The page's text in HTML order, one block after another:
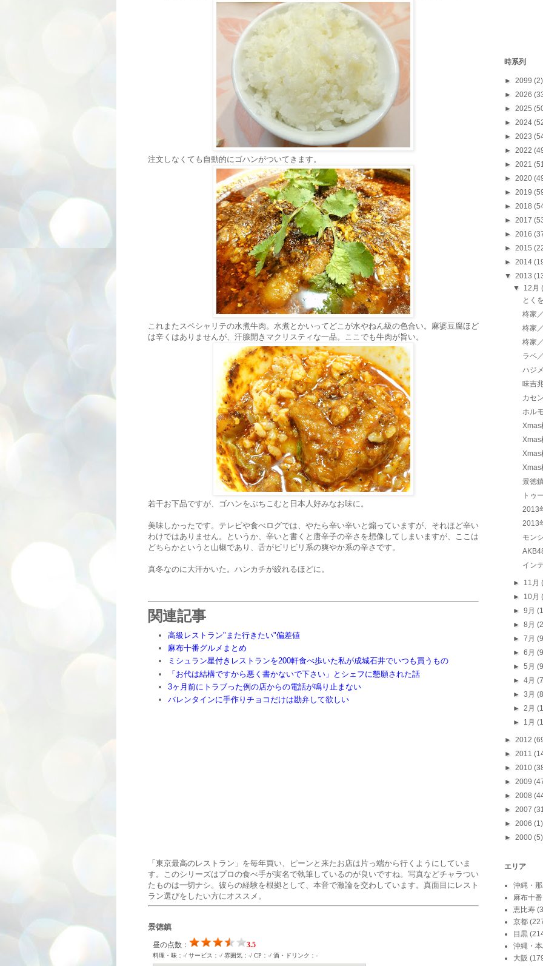
注文しなくても自動的にゴハンがついてきます。
これまたスペシャリテの水煮牛肉。水煮とかいってどこが水やねん級の色合い。麻婆豆腐ほど
は辛くはありませんが、汗腺開きマクリスティな一品。ここでも牛肉が旨い。
若干お下品ですが、ゴハンをぶちこむと日本人好みなお味に。
美味しかったです。テレビや食べログでは、やたら辛い辛いと煽っていますが、それほど辛い
わけではありません。というか、辛いと書くと唐辛子の辛さを想像してしまいますが、ここは
どちらかというと山椒であり、舌がビリビリ系の爽やか系の辛さです。
真冬なのに大汗かいた。ハンカチが絞れるほどに。
関連記事
高級レストラン"また行きたい"偏差値
麻布十番グルメまとめ
ミシュラン星付きレストランを200軒食べ歩いた私が成城石井でいつも買うもの
「お代は結構ですから悪く書かないで下さい」とシェフに懇願された話
3ヶ月前にトラブった例の店からの電話が鳴り止まない
バレンタインに手作りチョコだけは勘弁して欲しい
「東京最高のレストラン」を毎年買い、ピーンと来たお店は片っ端から行くようにしていま
す。このシリーズはプロの食べ手が実名で執筆しているのが良いですね。写真などチャラつい
たものは一切ナシ。彼らの経験を根拠として、本音で激論を交わしています。真面目にレスト
ラン選びをしたい方にオススメ。
景徳鎮
時系列
► 2099 (2)
► 2026
► 2025
► 2024
► 2023
► 2022
► 2021
► 2020
► 2019
► 2018
► 2017
► 2016
► 2015
► 2014
▼ 2013
▼ 12月
とく
柊家
柊家
柊家
ラベ
ハジ
味吉
カセ
ホル
Xmas
Xmas
Xmas
Xmas
景徳
トゥ
2013
2013
モン
イン
► 11月
► 10月
►9月
►8月
►7月
►6月
►5月
►4月
►3月
►2月
► 1月
► 2012
► 2011
► 2010
► 2009
► 2008
► 2007
► 2006 (1)
► 2000 (5)
エリア
沖縄・
麻布十番
恵比寿
京都
目黒
沖縄・
大阪